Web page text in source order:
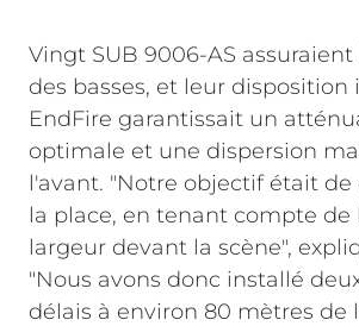
Vingt SUB 9006-AS
des basses, et leur disposition
EndFire garantissait un
optimale et une dispersion
l'avant. "Notre objectif était
la place, en tenant compte de
largeur devant la scène",
"Nous avons donc installé
délais à environ 80 mètres de